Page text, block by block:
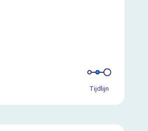
Tijdlijn